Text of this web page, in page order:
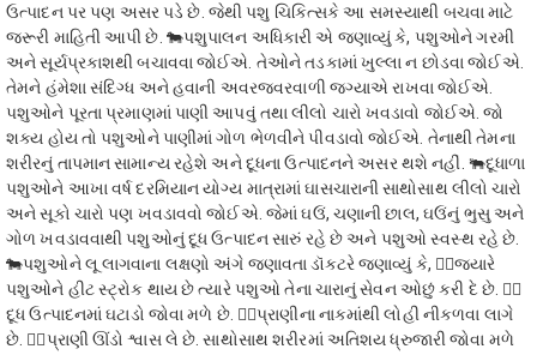
ઉત્પાદન પર પણ અસર પડે છે. જેથી પશુ ચિકિત્સકે આ સમસ્યાથી બચવા માટે
જરૂરી માહિતી આપી છે. 🐄પશુપાલન અધિકારી એ જણાવ્યું કે, પશુઓને ગરમી
અને સૂર્યપ્રકાશથી બચાવવા જોઈએ. તેઓને તડકામાં ખુલ્લા ન છોડવા જોઈએ.
તેમને હંમેશા સંદિગ્ધ અને હવાની અવરજવરવાળી જગ્યાએ રાખવા જોઈએ.
પશુઓને પૂરતા પ્રમાણમાં પાણી આપવું તથા લીલો ચારો ખવડાવો જોઈએ. જો
શક્ય હોય તો પશુઓને પાણીમાં ગોળ ભેળવીને પીવડાવો જોઈએ. તેનાથી તેમના
શરીરનું તાપમાન સામાન્ય રહેશે અને દૂધના ઉત્પાદનને અસર થશે નહીં. 🐃દૂધાળા
પશુઓને આખા વર્ષ દરમિયાન યોગ્ય માત્રામાં ઘાસચારાની સાથોસાથ લીલો ચારો
અને સૂકો ચારો પણ ખવડાવવો જોઈએ. જેમાં ઘઉં, ચણાની છાલ, ઘઉંનું ભુસુ અને
ગોળ ખવડાવવાથી પશુઓનું દૂધ ઉત્પાદન સારું રહે છે અને પશુઓ સ્વસ્થ રહે છે.
🐄પશુઓને લૂ લાગવાના લક્ષણો અંગે જણાવતા ડૉક્ટરે જણાવ્યું કે, 👉🏻જ્યારે
પશુઓને હીટ સ્ટ્રોક થાય છે ત્યારે પશુઓ તેના ચારાનું સેવન ઓછું કરી દે છે. 👉🏻
દૂધ ઉત્પાદનમાં ઘટાડો જોવા મળે છે. 👉🏻પ્રાણીના નાકમાંથી લોહી નીકળવા લાગે
છે. 👉🏻પ્રાણી ઊંડો શ્વાસ લે છે. સાથોસાથ શરીરમાં અતિશય ધ્રુજારી જોવા મળે